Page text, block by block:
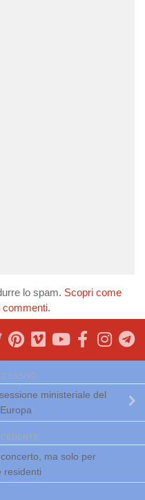
lo spam. Scopri come
commenti.
ministeriale del
ma solo per
residenti